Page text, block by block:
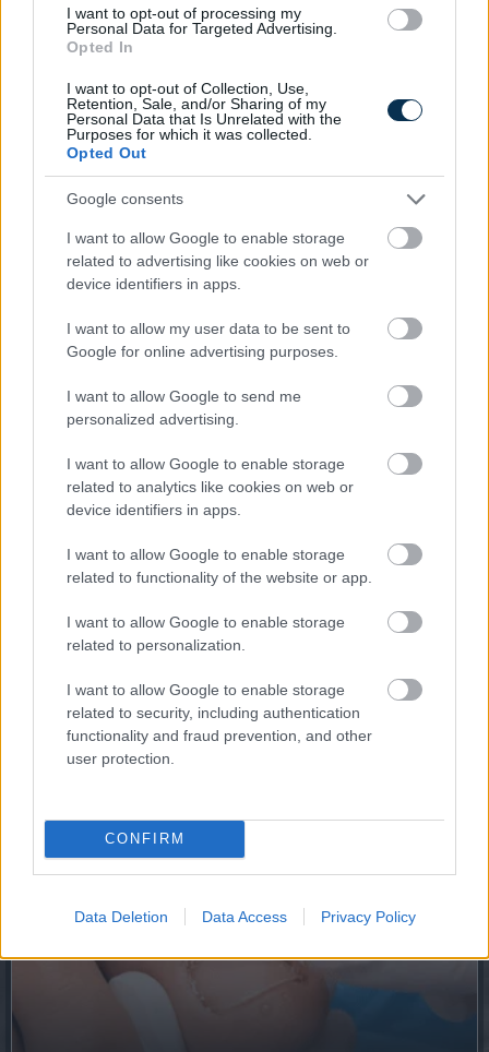
I want to opt-out of processing my
Personal Data for Targeted Advertising.
Opted In
I want to opt-out of Collection, Use,
Retention, Sale, and/or Sharing of my
Personal Data that Is Unrelated with the
Purposes for which it was collected.
Opted Out
Google consents
I want to allow Google to enable storage
related to advertising like cookies on web or
device identifiers in apps.
I want to allow my user data to be sent to
Google for online advertising purposes.
I want to allow Google to send me
personalized advertising.
I want to allow Google to enable storage
related to analytics like cookies on web or
device identifiers in apps.
I want to allow Google to enable storage
related to functionality of the website or app.
I want to allow Google to enable storage
related to personalization.
I want to allow Google to enable storage
related to security, including authentication
functionality and fraud prevention, and other
user protection.
CONFIRM
Data Deletion Data Access Privacy Policy
Fungus Is A Parasite, And It Dies From A Drop Of
Plain...
Find Papillomas On Your Neck Or Armpit? It's The